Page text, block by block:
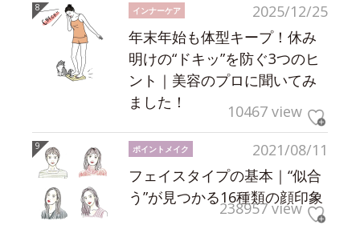
2025/12/25
インナーケア
年末年始も体型キープ！休み
明けの“ドキッ”を防ぐ3つのヒ
ント｜美容のプロに聞いてみ
ました！
10467 view
2021/08/11
ポイントメイク
フェイスタイプの基本｜“似合
う”が見つかる16種類の顔印象
238957 view